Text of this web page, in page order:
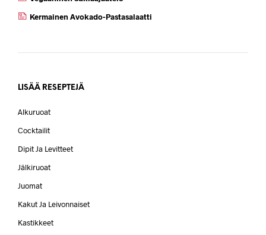
Kermainen Avokado-Pastasalaatti
LISÄÄ RESEPTEJÄ
Alkuruoat
Cocktailit
Dipit Ja Levitteet
Jälkiruoat
Juomat
Kakut Ja Leivonnaiset
Kastikkeet